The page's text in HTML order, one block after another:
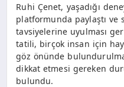
Ruhi Çenet, yaşadığı
platformunda paylaştı ve
tavsiyelerine uyulması
tatili, birçok insan için
göz önünde
dikkat etmesi gereken
bulundu.